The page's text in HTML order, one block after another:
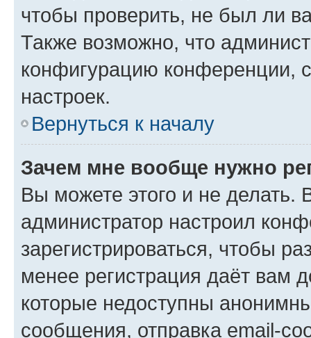
чтобы проверить, не был ли
Также возможно, что
конфигурацию конференции,
настроек.
Вернуться к началу
Зачем мне вообще нужно
Вы можете этого и не делать.
администратор настроил
зарегистрироваться, чтобы
менее регистрация даёт вам
которые недоступны
сообщения, отправка email-